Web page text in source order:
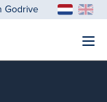
Godrive